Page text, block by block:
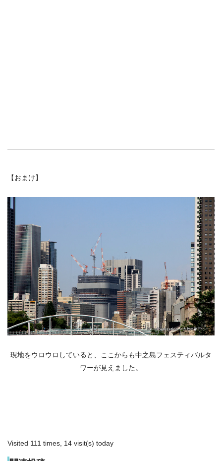
【おまけ】
現地をウロウロしていると、ここからも中之島フェスティバルタ
ワーが見えました。
Visited 111 times, 14 visit(s) today